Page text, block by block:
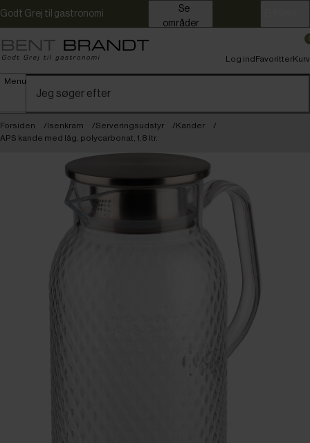
Godt Grej til gastronomi
områder
Menu
Log indFavoritterKurv
Forsiden Isenkram Serveringsudstyr
Kander
APS kande med låg, polycarbonat, 1,8 ltr.